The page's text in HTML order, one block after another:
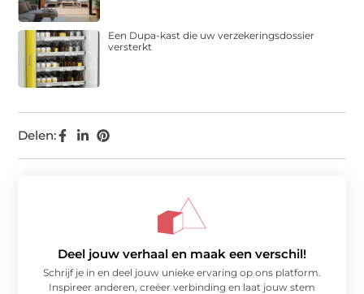
Delen:
Een Dupa-kast die uw verzekeringsdossier
versterkt
Deel jouw verhaal en maak een verschil!
Schrijf je in en deel jouw unieke ervaring op ons platform.
Inspireer anderen, creëer verbinding en laat jouw stem